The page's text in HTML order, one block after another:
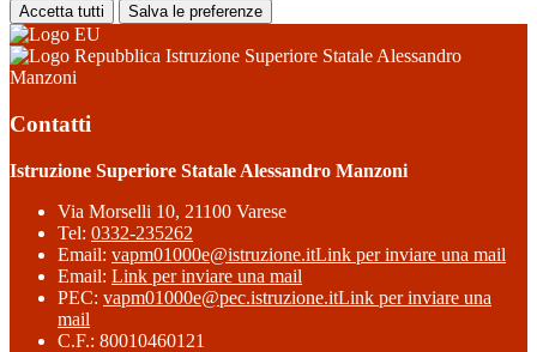
Accetta tutti Salva le preferenze
Istruzione Superiore Statale Alessandro
Manzoni
Contatti
Istruzione Superiore Statale Alessandro Manzoni
Via Morselli 10, 21100 Varese
Tel: 0332-235262
Email: vapm01000e@istruzione.itLink per inviare una mail
Email: Link per inviare una mail
PEC: vapm01000e@pec.istruzione.itLink per inviare una
mail
C.F.: 80010460121